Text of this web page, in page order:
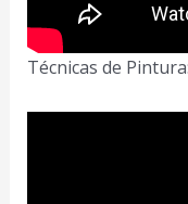
Técnicas de Pintura: